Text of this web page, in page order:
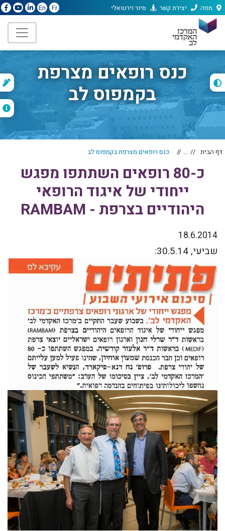
מפה יצירת קשר סיור וירטואלי Fr
En
כנס רופאים מצרפת
בקמפוס לב
דף הבית ... כנס רופאים מצרפת בקמפוס לב
כ-80 רופאים השתתפו מפגש
ייחודי של איגוד הרופאי
היהודיים בצרפת - RAMBAM
18.6.2014
שביעי, 30.5.14: